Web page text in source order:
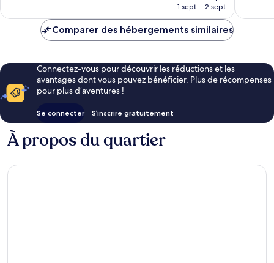
prix
de
1 sept. - 2 sept.
Comparer des hébergements similaires
Connectez-vous pour découvrir les réductions et les
avantages dont vous pouvez bénéficier. Plus de récompenses
pour plus d’aventures !
Se connecter S’inscrire gratuitement
À propos du quartier